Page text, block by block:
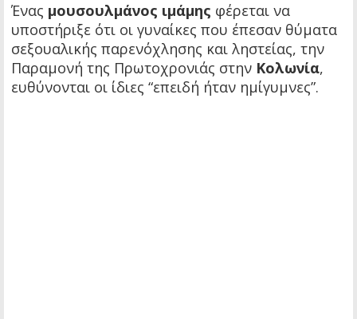
Ένας μουσουλμάνος ιμάμης φέρεται να
υποστήριξε ότι οι γυναίκες που έπεσαν θύματα
σεξουαλικής παρενόχλησης και ληστείας, την
Παραμονή της Πρωτοχρονιάς στην Κολωνία,
ευθύνονται οι ίδιες “επειδή ήταν ημίγυμνες”.